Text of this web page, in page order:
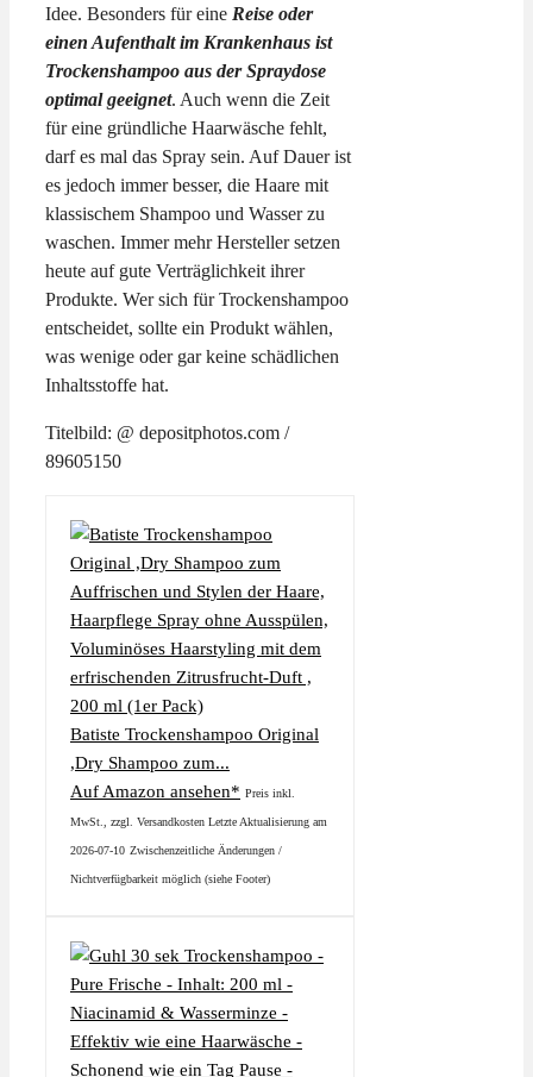
Idee. Besonders für eine Reise oder
einen Aufenthalt im Krankenhaus ist
Trockenshampoo aus der Spraydose
optimal geeignet. Auch wenn die Zeit
für eine gründliche Haarwäsche fehlt,
darf es mal das Spray sein. Auf Dauer ist
es jedoch immer besser, die Haare mit
klassischem Shampoo und Wasser zu
waschen. Immer mehr Hersteller setzen
heute auf gute Verträglichkeit ihrer
Produkte. Wer sich für Trockenshampoo
entscheidet, sollte ein Produkt wählen,
was wenige oder gar keine schädlichen
Inhaltsstoffe hat.
Titelbild: @ depositphotos.com /
89605150
Batiste Trockenshampoo Original
,Dry Shampoo zum...
Auf Amazon ansehen* Preis inkl.
MwSt., zzgl. Versandkosten Letzte Aktualisierung am
2026-07-10 Zwischenzeitliche Änderungen /
Nichtverfügbarkeit möglich (siehe Footer)